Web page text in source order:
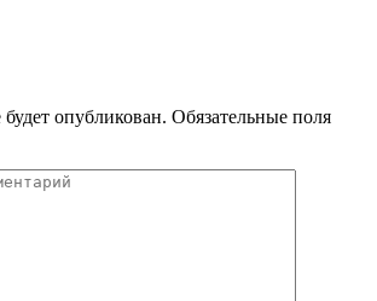
опубликован. Обязательные поля